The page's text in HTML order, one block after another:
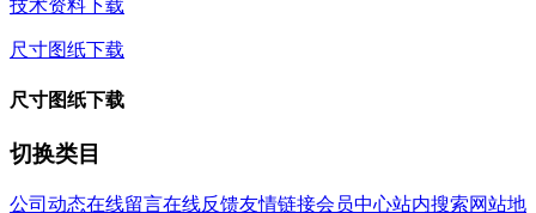
技术资料下载
尺寸图纸下载
尺寸图纸下载
切换类目
公司动态在线留言在线反馈友情链接会员中心站内搜索网站地